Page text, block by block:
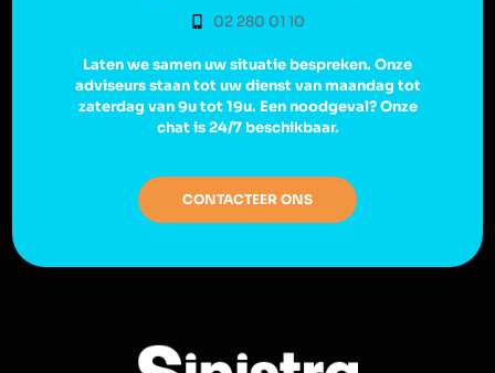
02 280 01 10
Laten we samen uw situatie bespreken. Onze
adviseurs staan tot uw dienst van maandag tot
zaterdag van 9u tot 19u. Een noodgeval? Onze
chat is 24/7 beschikbaar.
CONTACTEER ONS